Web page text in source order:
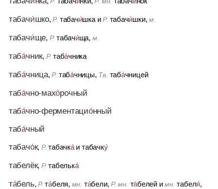
табачи́шко,Р. табачи́шка и Р. табачи́шки,м.
табачи́ще, Р. табачи́ща, м.
таба́чник, Р. таба́чника
таба́чница,Р. таба́чницы, Тв. таба́чницей
таба́чно-махо́рочный
таба́чно-ферментацио́нный
таба́чный
табачо́к, Р. табачка́ и табачку́
табелёк, Р. табелька́
та́бель,Р. та́беля, мн. та́бели,Р. мн. та́белей и мн. табеля́,